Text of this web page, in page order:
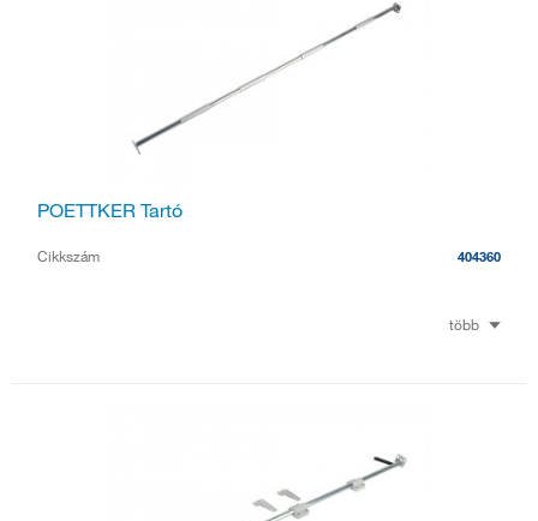
POETTKER Tartó
Cikkszám 404360
több